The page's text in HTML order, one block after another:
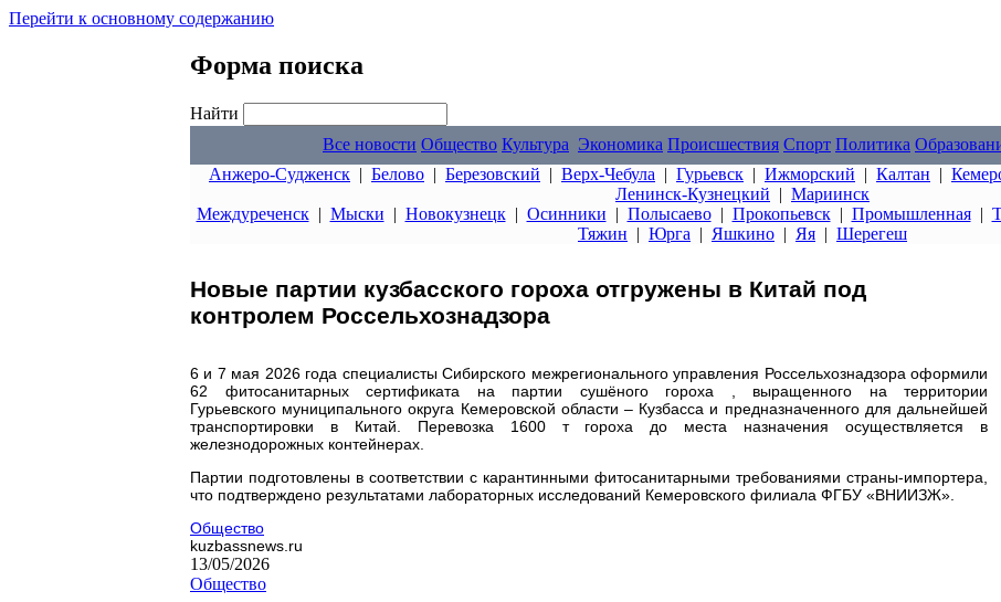
Перейти к основному содержанию
Форма поиска
Найти
Все новости Общество Культура Экономика Происшествия Спорт Политика
Анжеро-Судженск | Белово | Березовский | Верх-Чебула | Гурьевск | Ижморский | Калтан |
Ленинск-Кузнецкий | Мариинск
Междуреченск| Мыски | Новокузнецк| Осинники | Полысаево| Прокопьевск| Промышленная|
Тяжин | Юрга | Яшкино | Яя | Шерегеш
Новые партии кузбасского гороха отгружены в Китай под
контролем Россельхознадзора
6 и 7 мая 2026 года специалисты Сибирского межрегионального управления Россельхознадзора оформили
62 фитосанитарных сертификата на партии сушёного гороха , выращенного на территории
Гурьевского муниципального округа Кемеровской области – Кузбасса и предназначенного для дальнейшей
транспортировки в Китай. Перевозка 1600 т гороха до места назначения осуществляется в
железнодорожных контейнерах.
Партии подготовлены в соответствии с карантинными фитосанитарными требованиями страны-импортера,
что подтверждено результатами лабораторных исследований Кемеровского филиала ФГБУ «ВНИИЗЖ».
Общество
kuzbassnews.ru
13/05/2026
Общество